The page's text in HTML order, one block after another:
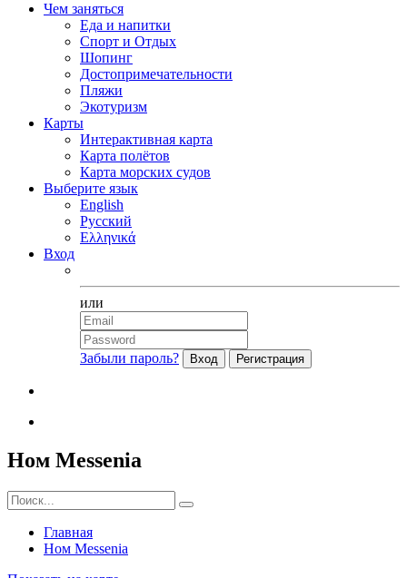
Чем заняться
Еда и напитки
Спорт и Отдых
Шопинг
Достопримечательности
Пляжи
Экотуризм
Карты
Интерактивная карта
Карта полётов
Карта морских судов
Выберите язык
English
Русский
Ελληνικά
Вход
или
Забыли пароль?
Ном Messenia
Главная
Ном Messenia